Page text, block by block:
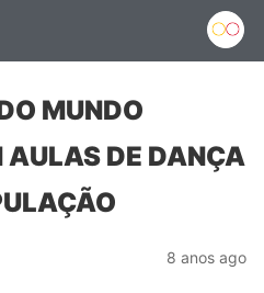
MUNDO
DE DANÇA
8 anos ago